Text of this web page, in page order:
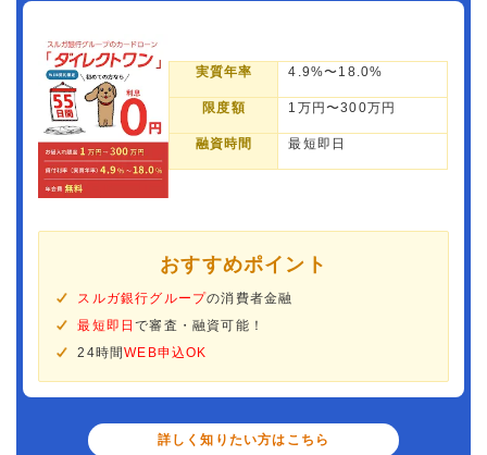
実質年率 4.9%〜18.0%
限度額 1万円〜300万円
融資時間 最短即日
おすすめポイント
スルガ銀行グループの消費者金融
最短即日で審査・融資可能！
24時間WEB申込OK
詳しく知りたい方はこちら